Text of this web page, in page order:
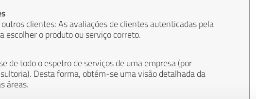
clientes: As avaliações de clientes autenticadas pela
escolher o produto ou serviço correto.
de todo o espetro de serviços de uma empresa (por
Desta forma, obtém-se uma visão detalhada da
áreas.